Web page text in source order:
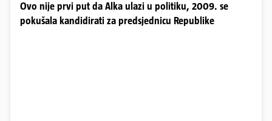
Ovo nije prvi put da Alka ulazi u politiku, 2009. se
pokušala kandidirati za predsjednicu Republike